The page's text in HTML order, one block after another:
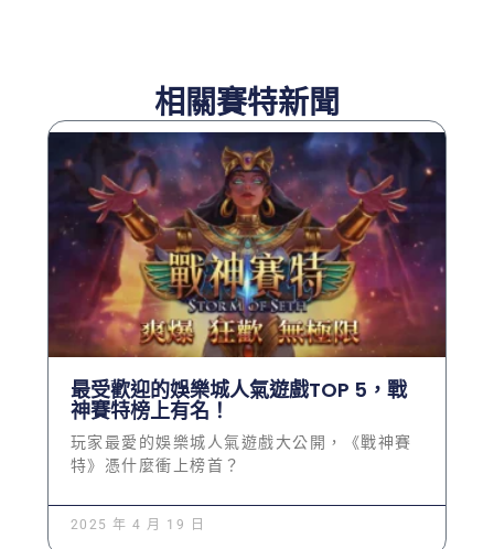
相關賽特新聞
最受歡迎的娛樂城人氣遊戲TOP 5，戰
神賽特榜上有名！
玩家最愛的娛樂城人氣遊戲大公開，《戰神賽
特》憑什麼衝上榜首？
2025 年 4 月 19 日